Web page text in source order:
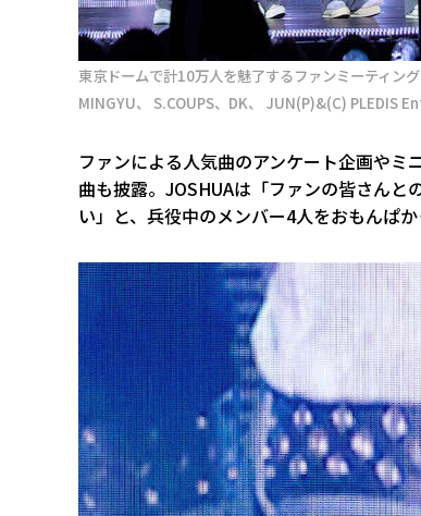
東京ドームで計10万人を魅了するファンミーティン
MINGYU、 S.COUPS、DK、 JUN(P)&(C) PLEDIS
ファンによる人気曲のアンケート企画や
曲も披露。JOSHUAは「ファンの皆さん
い」と、兵役中のメンバー4人をおもんぱか